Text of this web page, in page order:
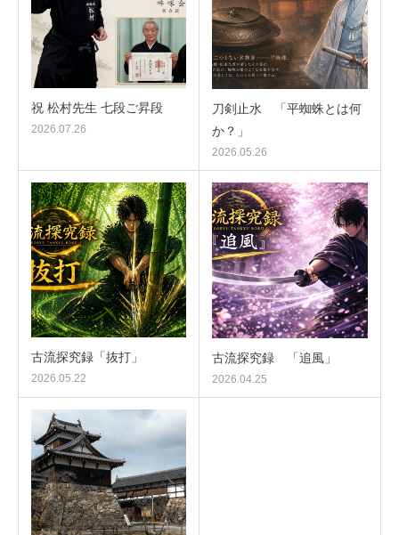
祝 松村先生 七段ご昇段
2026.07.26
刀剣止水 「平蜘蛛とは何
か？」
2026.05.26
古流探究録「抜打」
2026.05.22
古流探究録 「追風」
2026.04.25